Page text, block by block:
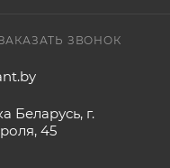
ЗВОНОК
Беларусь, г.
45